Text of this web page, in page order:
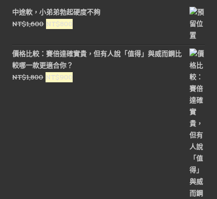
中途軟，小弟弟勃起硬度不夠
NT$1,600 原
價
格：
NT$1,600。
NT$800
價
格：
NT$800。
價格比較：賽倍達確實貴，但有人說「值得」與威而鋼比
較哪一款更適合你？
NT$1,800 原
NT$900